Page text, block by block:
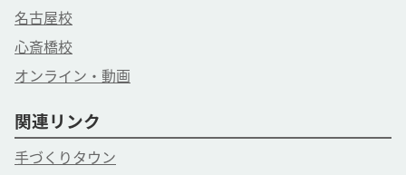
名古屋校
心斎橋校
オンライン・動画
関連リンク
手づくりタウン